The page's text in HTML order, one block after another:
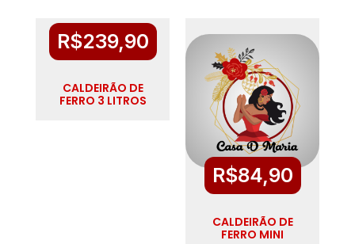
R$239,90
CALDEIRÃO DE
FERRO 3 LITROS
R$84,90
CALDEIRÃO DE
FERRO MINI